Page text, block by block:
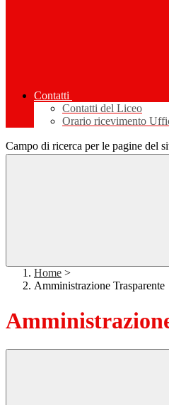
Contatti
Contatti del Liceo
Orario ricevimento
Campo di ricerca per le pagine del
Home >
Amministrazione Trasparente